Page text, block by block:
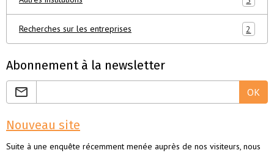
Recherches sur les entreprises 2
Abonnement à la newsletter
OK
Nouveau site
Suite à une enquête récemment menée auprès de nos visiteurs, nous